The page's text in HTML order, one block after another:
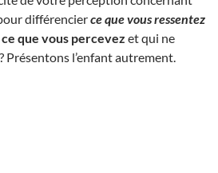
différencierce que vous ressentez
ce que vous percevez et qui ne
Présentons l’enfant autrement.